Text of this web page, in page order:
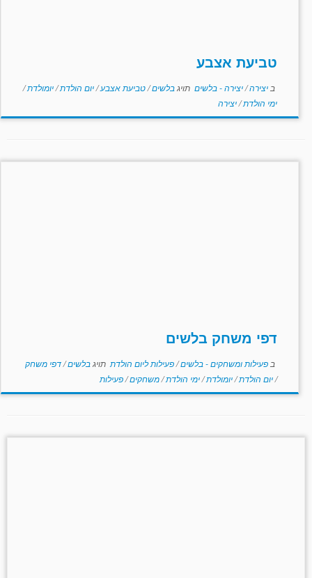
טביעת אצבע
ב יצירה/יצירה - בלשים תויגבלשים/טביעת אצבע/יום הולדת/יומולדת/
ימי הולדת/יצירה
דפי משחק בלשים
ב פעילות ומשחקים - בלשים/פעילות ליום הולדת תויגבלשים/דפי משחק
/יום הולדת/יומולדת/ימי הולדת/משחקים/פעילות